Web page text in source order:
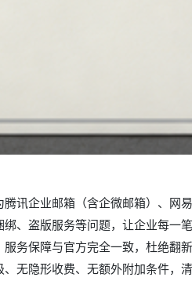
讯企业邮箱（含企微邮箱）、网
、盗版服务等问题，让企业每一
务保障与官方完全一致，杜绝翻
无隐形收费、无额外附加条件，